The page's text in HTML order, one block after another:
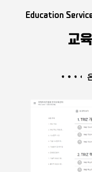
Education
교